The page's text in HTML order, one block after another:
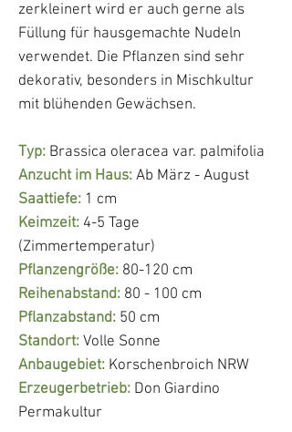
zerkleinert wird er auch gerne als
Füllung für hausgemachte Nudeln
verwendet. Die Pflanzen sind sehr
dekorativ, besonders in Mischkultur
mit blühenden Gewächsen.
Typ: Brassica oleracea var. palmifolia
Anzucht im Haus: Ab März - August
Saattiefe: 1 cm
Keimzeit: 4-5 Tage
(Zimmertemperatur)
Pflanzengröße: 80-120 cm
Reihenabstand: 80 - 100 cm
Pflanzabstand: 50 cm
Standort: Volle Sonne
Anbaugebiet: Korschenbroich NRW
Erzeugerbetrieb: Don Giardino
Permakultur